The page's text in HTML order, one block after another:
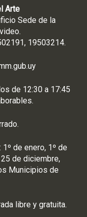
Arte
Sede de la
19503214.
de 12:30 a 17:45
de enero, 1º de
de diciembre,
Municipios de
libre y gratuita.